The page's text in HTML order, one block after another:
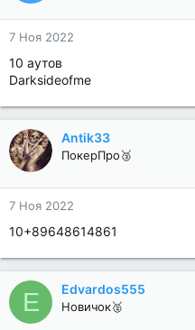
и
:
7 Ноя 2022
10 аутов
Darksideofme
Antik33
ПокерПро🥉
7 Ноя 2022
10+89648614861
E Edvardos555
Новичок🥈